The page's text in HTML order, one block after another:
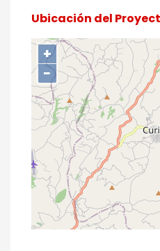
Ubicación del
+
−